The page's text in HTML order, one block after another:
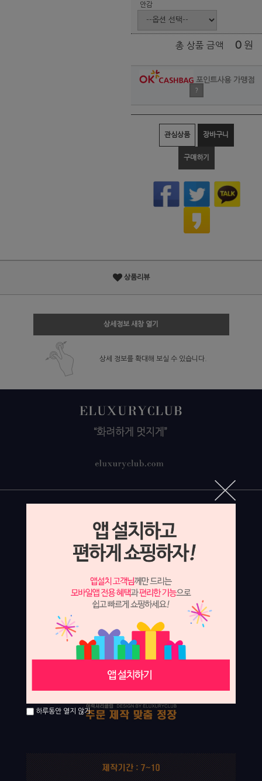
안감
총 상품 금액 0 원
포인트사용 가맹점
?
관심상품 장바구니
구매하기
상품리뷰
상세정보 새창 열기
상세 정보를 확대해 보실 수 있습니다.
하루동안 열지 않기